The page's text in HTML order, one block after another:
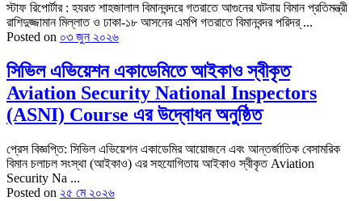
স্টাফ রিপোর্টার : হযরত শাহজালাল বিমানবন্দরে গতরাতে আগুনের ঘটনায় বিমান প্রতিমন্ত্রী
রাশিদুজ্জামান মিল্লাত ও ঢাকা-১৮ আসনের এমপি গতরাতে বিমানবন্দর পরিদর্ ...
Posted on ০৩ জুন ২০২৬
সিভিল এভিয়েশন একাডেমিতে আইকাও স্বীকৃত
Aviation Security National Inspectors
(ASNI) Course এর উদ্বোধন অনুষ্ঠিত
প্রেস বিজ্ঞপ্তি: সিভিল এভিয়েশন একাডেমির আয়োজনে এবং আন্তর্জাতিক বেসামরিক
বিমান চলাচল সংস্থা (আইকাও) এর সহযোগিতায় আইকাও স্বীকৃত Aviation
Security Na ...
Posted on ২৫ মে ২০২৬